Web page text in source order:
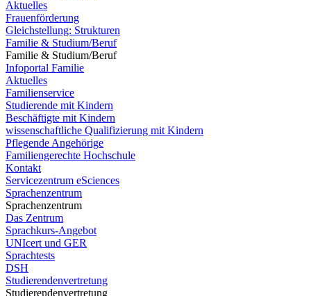
Aktuelles
Frauenförderung
Gleichstellung: Strukturen
Familie & Studium/Beruf
Familie & Studium/Beruf
Infoportal Familie
Aktuelles
Familienservice
Studierende mit Kindern
Beschäftigte mit Kindern
wissenschaftliche Qualifizierung mit Kindern
Pflegende Angehörige
Familiengerechte Hochschule
Kontakt
Servicezentrum eSciences
Sprachenzentrum
Sprachenzentrum
Das Zentrum
Sprachkurs-Angebot
UNIcert und GER
Sprachtests
DSH
Studierendenvertretung
Studierendenvertretung